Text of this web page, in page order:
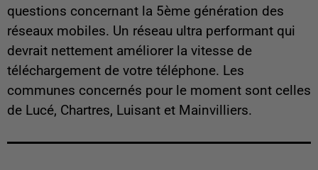
questions concernant la 5ème génération des
réseaux mobiles. Un réseau ultra performant qui
devrait nettement améliorer la vitesse de
téléchargement de votre téléphone. Les
communes concernés pour le moment sont celles
de Lucé, Chartres, Luisant et Mainvilliers.